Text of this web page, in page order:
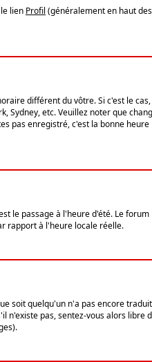
lien Profil (généralement en haut
différent du vôtre. Si c'est le
Sydney, etc. Veuillez noter que
pas enregistré, c'est la bonne
le passage à l'heure d'été. Le forum
rapport à l'heure locale réelle.
soit quelqu'un n'a pas encore
n'existe pas, sentez-vous alors libre